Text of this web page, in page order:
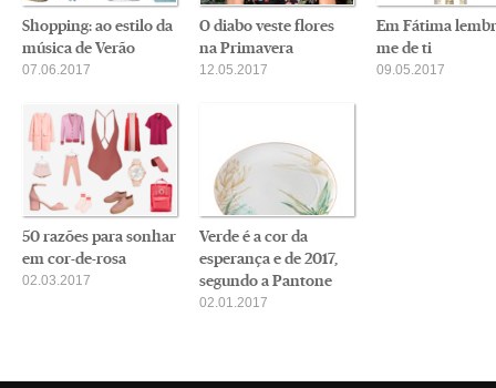
Shopping: ao estilo da
música de Verão
07.06.2017
O diabo veste flores
na Primavera
12.05.2017
Em Fátima
me de ti
09.05.2017
50 razões para sonhar
em cor-de-rosa
02.03.2017
Verde é a cor da
esperança e de 2017,
segundo a Pantone
02.01.2017